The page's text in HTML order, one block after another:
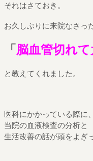
それはさておき。
お久しぶりに来院なさっ
「脳血管切れ
と教えてくれました。
医科にかかっている際に、
当院の血液検査の分析と
生活改善の話が頭をよぎ